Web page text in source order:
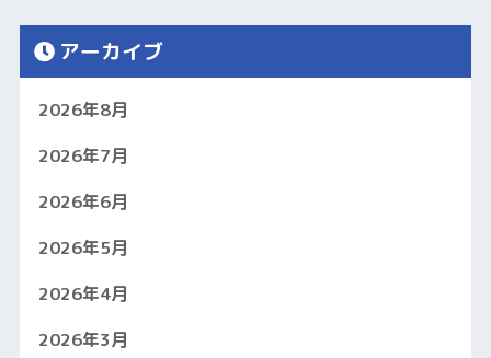
アーカイブ
2026年8月
2026年7月
2026年6月
2026年5月
2026年4月
2026年3月